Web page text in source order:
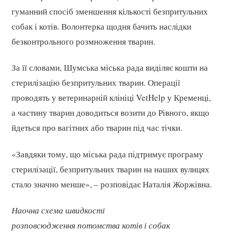
гуманний спосіб зменшення кількості безпритульних
собак і котів. Волонтерка щодня бачить наслідки
безконтрольного розмноження тварин.
За її словами, Шумська міська рада виділяє кошти на
стерилізацію безпритульних тварин. Операції
проводять у ветеринарній клініці VetHelp у Кременці,
а частину тварин доводиться возити до Рівного, якщо
йдеться про вагітних або тварин під час тічки.
«Завдяки тому, що міська рада підтримує програму
стерилізації, безпритульних тварин на наших вулицях
стало значно менше», – розповідає Наталія Жоржівна.
Наочна схема швидкості
розповсюдження потомства котів і собак